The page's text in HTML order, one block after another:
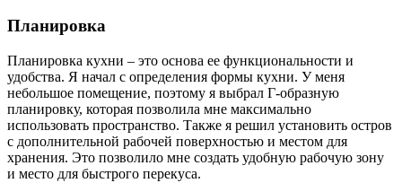
Планировка
Планировка кухни ‒ это основа ее функциональности и
удобства. Я начал с определения формы кухни. У меня
небольшое помещение, поэтому я выбрал Г-образную
планировку, которая позволила мне максимально
использовать пространство. Также я решил установить остров
с дополнительной рабочей поверхностью и местом для
хранения. Это позволило мне создать удобную рабочую зону
и место для быстрого перекуса.